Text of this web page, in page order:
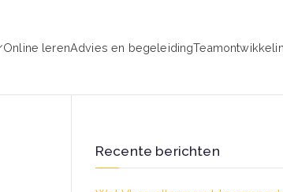
Online lerenAdvies en begeleiding
Recente berichten